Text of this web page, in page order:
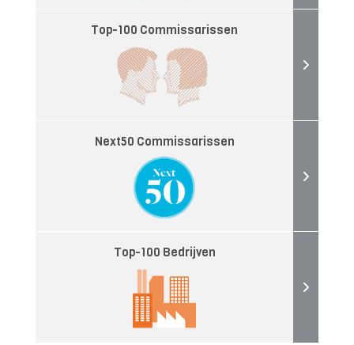
Top-100 Commissarissen
Next50 Commissarissen
Top-100 Bedrijven